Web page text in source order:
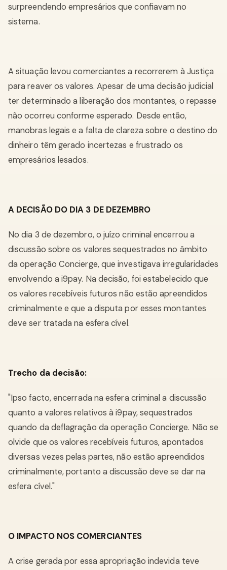
surpreendendo empresários que confiavam no
sistema.
A situação levou comerciantes a recorrerem à Justiça
para reaver os valores. Apesar de uma decisão judicial
ter determinado a liberação dos montantes, o repasse
não ocorreu conforme esperado. Desde então,
manobras legais e a falta de clareza sobre o destino do
dinheiro têm gerado incertezas e frustrado os
empresários lesados.
A DECISÃO DO DIA 3 DE DEZEMBRO
No dia 3 de dezembro, o juízo criminal encerrou a
discussão sobre os valores sequestrados no âmbito
da operação Concierge, que investigava irregularidades
envolvendo a i9pay. Na decisão, foi estabelecido que
os valores recebíveis futuros não estão apreendidos
criminalmente e que a disputa por esses montantes
deve ser tratada na esfera cível.
Trecho da decisão:
"Ipso facto, encerrada na esfera criminal a discussão
quanto a valores relativos à i9pay, sequestrados
quando da deflagração da operação Concierge. Não se
olvide que os valores recebíveis futuros, apontados
diversas vezes pelas partes, não estão apreendidos
criminalmente, portanto a discussão deve se dar na
esfera cível."
O IMPACTO NOS COMERCIANTES
A crise gerada por essa apropriação indevida teve